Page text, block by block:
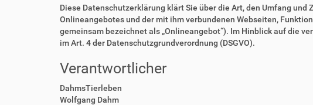
n
d
h
i
r
Diese Datenschutzerklärung klärt Sie über die Art, den Umfang
Onlineangebotes und der mit ihm verbundenen Webseiten,
gemeinsam bezeichnet als „Onlineangebot“). Im Hinblick auf die
im Art. 4 der Datenschutzgrundverordnung (DSGVO).
Verantwortlicher
DahmsTierleben
Wolfgang Dahm